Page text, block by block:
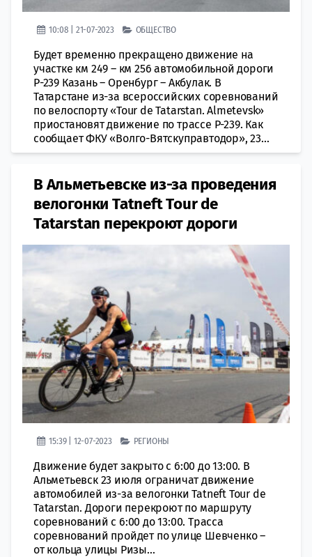
10:08 | 21-07-2023 ОБЩЕСТВО
Будет временно прекращено движение на
участке км 249 – км 256 автомобильной дороги
Р-239 Казань – Оренбург – Акбулак. В
Татарстане из-за всероссийских соревнований
по велоспорту «Tour de Tatarstan. Almetevsk»
приостановят движение по трассе Р-239. Как
сообщает ФКУ «Волго-Вятскуправтодор», 23...
В Альметьевске из-за проведения
велогонки Tatneft Tour de
Tatarstan перекроют дороги
15:39 | 12-07-2023 РЕГИОНЫ
Движение будет закрыто с 6:00 до 13:00. В
Альметьевск 23 июля ограничат движение
автомобилей из-за велогонки Tatneft Tour de
Tatarstan. Дороги перекроют по маршруту
соревнований с 6:00 до 13:00. Трасса
соревнований пройдет по улице Шевченко –
от кольца улицы Ризы...